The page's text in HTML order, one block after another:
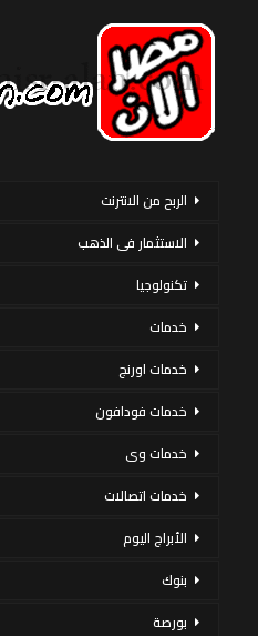
الربح من الانترنت
الاستثمار فى الذهب
تكنولوجيا
خدمات
خدمات اورنج
خدمات فودافون
خدمات وى
خدمات اتصالات
الأبراج اليوم
بنوك
بورصة